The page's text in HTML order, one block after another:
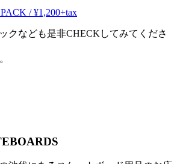
/ ¥1,200+tax
クなども是非CHECKしてみてくださ